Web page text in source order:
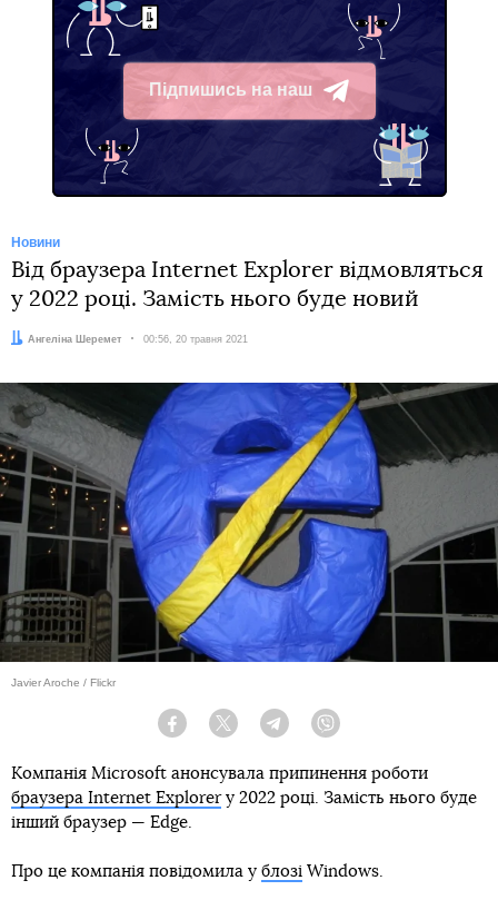
Підпишись на наш
Telegram
Новини
Від браузера Internet Explorer відмовляться
у 2022 році. Замість нього буде новий
Автор:
Ангеліна Шеремет Дата:
00:56, 20 травня 2021
Javier Aroche / Flickr
Facebook Twitter Telegram
Компанія Microsoft анонсувала припинення роботи
браузера Internet Explorerу 2022 році. Замість нього буде
інший браузер — Edge.
Про це компанія повідомила у блозі Windows.